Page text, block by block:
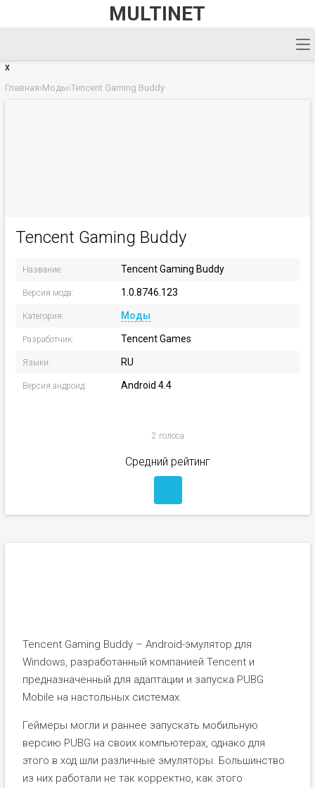
MULTINET
x
Главная›Моды›Tencent Gaming Buddy
Tencent Gaming Buddy
Название: Tencent Gaming Buddy
Версия мода: 1.0.8746.123
Категория: Моды
Разработчик: Tencent Games
Языки: RU
Версия андроид: Android 4.4
2 голоса
Средний рейтинг
Tencent Gaming Buddy – Android-эмулятор для
Windows, разработанный компанией Tencent и
предназначенный для адаптации и запуска PUBG
Mobile на настольных системах.
Геймеры могли и раннее запускать мобильную
версию PUBG на своих компьютерах, однако для
этого в ход шли различные эмуляторы. Большинство
из них работали не так корректно, как этого